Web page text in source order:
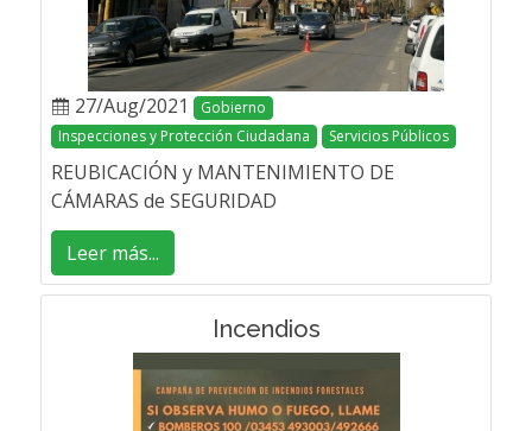
27/Aug/2021
Gobierno
Inspecciones y Protección Ciudadana
Servicios Públicos
REUBICACIÓN y MANTENIMIENTO DE
CÁMARAS de SEGURIDAD
Leer más...
Incendios